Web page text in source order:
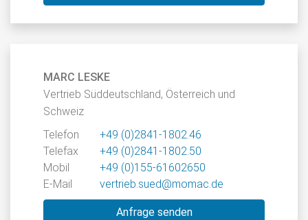
MARC LESKE
Vertrieb Süddeutschland, Österreich und
Schweiz
Telefon
+49 (0)2841-1802.46
Telefax
+49 (0)2841-1802.50
Mobil
+49 (0)155-61602650
E-Mail
vertrieb.sued@momac.de
Anfrage senden